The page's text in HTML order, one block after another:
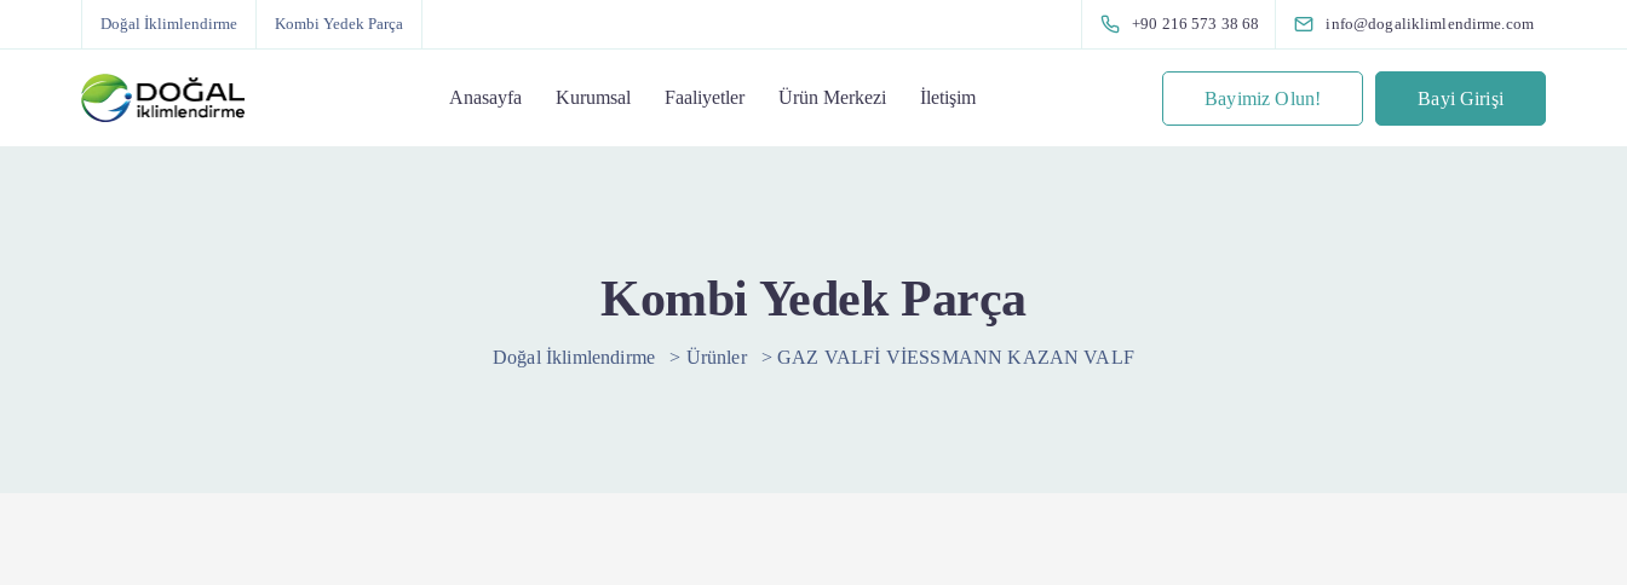
Doğal İklimlendirme Kombi Yedek Parça +90 216 573 38 68 info@dogaliklimlendirme.com
Anasayfa Kurumsal Faaliyetler Ürün Merkezi İletişim Bayimiz Olun! Bayi Girişi
Kombi Yedek Parça
Doğal İklimlendirme > Ürünler >GAZ VALFİ VİESSMANN KAZAN VALF